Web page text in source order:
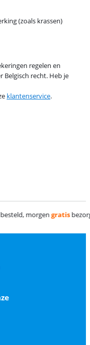
(zoals krassen)
regelen en
Belgisch recht. Heb je
klantenservice.